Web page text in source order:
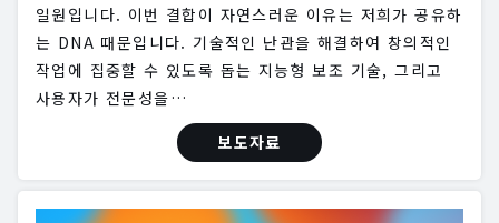
일원입니다. 이번 결합이 자연스러운 이유는 저희가 공유하
는 DNA 때문입니다. 기술적인 난관을 해결하여 창의적인
작업에 집중할 수 있도록 돕는 지능형 보조 기술, 그리고
사용자가 전문성을…
보도자료